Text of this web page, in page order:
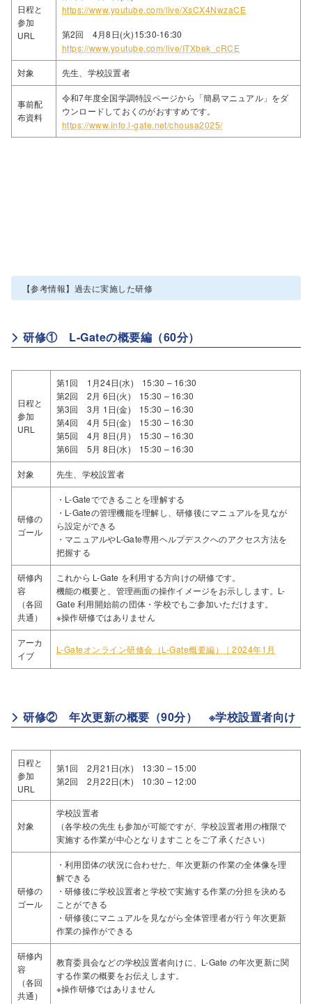
日程と
参加
URL
https://www.youtube.com/live/XsCX4NwzaCE
第2回 4月8日(火)15:30-16:30
https://www.youtube.com/live/ITXbek_cRCE
対象 先生、学校設置者
事前配
布資料
令和7年度全国学調特設ページから「簡易マニュアル」をダ
ウンロードしておくのがおすすめです。
https://www.info.l-gate.net/chousa2025/
【参考情報】過去に実施した研修
研修① L-Gateの概要編（60分）
日程と
参加
URL
第1回 1月24日(水) 15:30 – 16:30
第2回 2月 6日(火) 15:30 – 16:30
第3回 3月 1日(金) 15:30 – 16:30
第4回 4月 5日(金) 15:30 – 16:30
第5回 4月 8日(月) 15:30 – 16:30
第6回 5月 8日(水) 15:30 – 16:30
対象 先生、学校設置者
研修の
ゴール
・L-Gateでできることを理解する
・L-Gateの管理機能を理解し、研修後にマニュアルを見なが
ら設定ができる
・マニュアルやL-Gate専用ヘルプデスクへのアクセス方法を
把握する
研修内
容
（各回
共通）
これから L-Gate を利用する方向けの研修です。
機能の概要と、管理画面の操作イメージをお示しします。L-
Gate 利用開始前の団体・学校でもご参加いただけます。
※操作研修ではありません
アーカ
イブ
L-Gateオンライン研修会（L-Gate概要編）｜2024年1月
研修② 年次更新の概要（90分） ※学校設置者向け
日程と
参加
URL
第1回 2月21日(水) 13:30 – 15:00
第2回 2月22日(木) 10:30 – 12:00
対象
学校設置者
（各学校の先生も参加が可能ですが、学校設置者用の権限で
実施する作業が中心となりますことをご了承ください）
研修の
ゴール
・利用団体の状況に合わせた、年次更新の作業の全体像を理
解できる
・研修後に学校設置者と学校で実施する作業の分担を決める
ことができる
・研修後にマニュアルを見ながら全体管理者が行う年次更新
作業の操作ができる
研修内
容
（各回
共通）
教育委員会などの学校設置者向けに、L-Gate の年次更新に関
する作業の概要をお伝えします。
※操作研修ではありません